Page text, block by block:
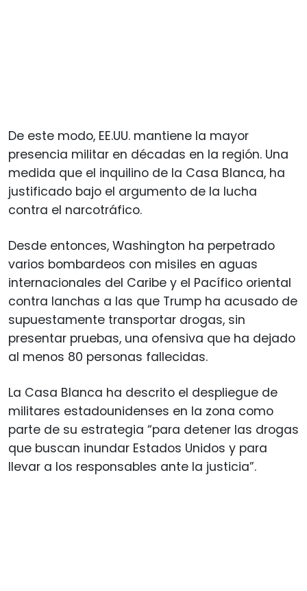
De este modo, EE.UU. mantiene la mayor
presencia militar en décadas en la región. Una
medida que el inquilino de la Casa Blanca, ha
justificado bajo el argumento de la lucha
contra el narcotráfico.
Desde entonces, Washington ha perpetrado
varios bombardeos con misiles en aguas
internacionales del Caribe y el Pacífico oriental
contra lanchas a las que Trump ha acusado de
supuestamente transportar drogas, sin
presentar pruebas, una ofensiva que ha dejado
al menos 80 personas fallecidas.
La Casa Blanca ha descrito el despliegue de
militares estadounidenses en la zona como
parte de su estrategia “para detener las drogas
que buscan inundar Estados Unidos y para
llevar a los responsables ante la justicia”.